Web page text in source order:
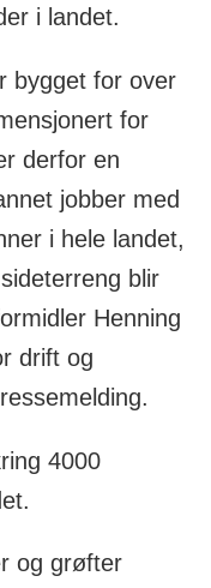
i landet.
bygget for over
for
derfor en
jobber med
i hele landet,
blir
Henning
drift og
4000
og grøfter